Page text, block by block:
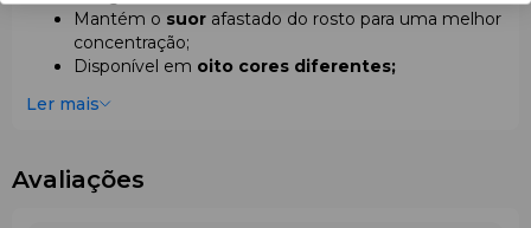
Mantém o suor afastado do rosto para uma melhor
concentração;
Disponível em oito cores diferentes;
exteriores.
estilo.
Ler mais
Avaliações